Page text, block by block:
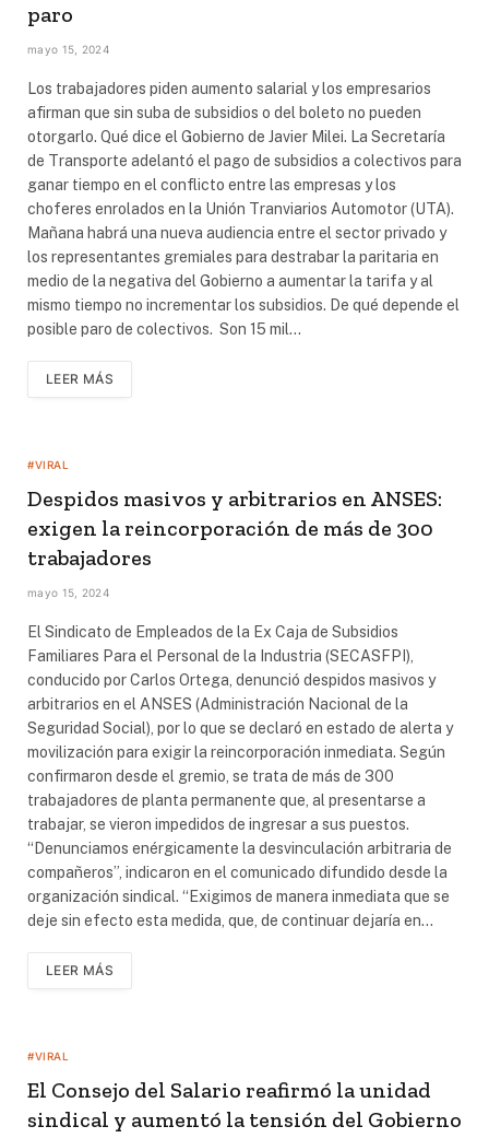
paro
mayo 15, 2024
Los trabajadores piden aumento salarial y los empresarios
afirman que sin suba de subsidios o del boleto no pueden
otorgarlo. Qué dice el Gobierno de Javier Milei. La Secretaría
de Transporte adelantó el pago de subsidios a colectivos para
ganar tiempo en el conflicto entre las empresas y los
choferes enrolados en la Unión Tranviarios Automotor (UTA).
Mañana habrá una nueva audiencia entre el sector privado y
los representantes gremiales para destrabar la paritaria en
medio de la negativa del Gobierno a aumentar la tarifa y al
mismo tiempo no incrementar los subsidios. De qué depende el
posible paro de colectivos. Son 15 mil…
LEER MÁS
#VIRAL
Despidos masivos y arbitrarios en ANSES:
exigen la reincorporación de más de 300
trabajadores
mayo 15, 2024
El Sindicato de Empleados de la Ex Caja de Subsidios
Familiares Para el Personal de la Industria (SECASFPI),
conducido por Carlos Ortega, denunció despidos masivos y
arbitrarios en el ANSES (Administración Nacional de la
Seguridad Social), por lo que se declaró en estado de alerta y
movilización para exigir la reincorporación inmediata. Según
confirmaron desde el gremio, se trata de más de 300
trabajadores de planta permanente que, al presentarse a
trabajar, se vieron impedidos de ingresar a sus puestos.
“Denunciamos enérgicamente la desvinculación arbitraria de
compañeros”, indicaron en el comunicado difundido desde la
organización sindical. “Exigimos de manera inmediata que se
deje sin efecto esta medida, que, de continuar dejaría en…
LEER MÁS
#VIRAL
El Consejo del Salario reafirmó la unidad
sindical y aumentó la tensión del Gobierno